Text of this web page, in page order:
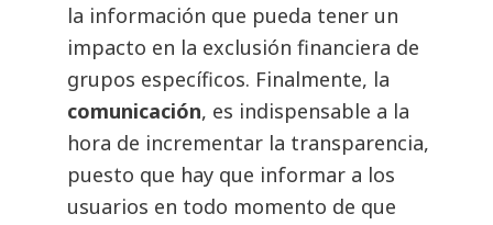
la información que pueda tener un
impacto en la exclusión financiera de
grupos específicos. Finalmente, la
comunicación, es indispensable a la
hora de incrementar la transparencia,
puesto que hay que informar a los
usuarios en todo momento de que